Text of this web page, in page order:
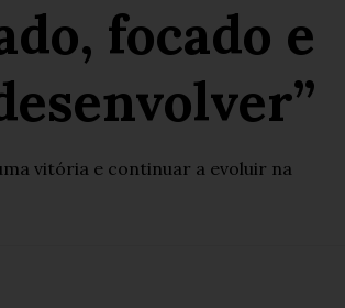
focado e
vitória e continuar a evoluir na